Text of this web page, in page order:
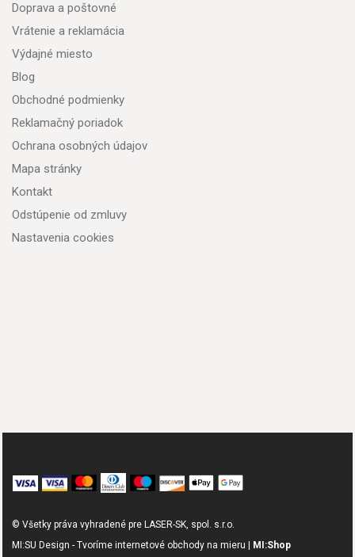
Doprava a poštovné
Vrátenie a reklamácia
Výdajné miesto
Blog
Obchodné podmienky
Reklamačný poriadok
Ochrana osobných údajov
Mapa stránky
Kontakt
Odstúpenie od zmluvy
Nastavenia cookies
© Všetky práva vyhradené pre LASER-SK, spol. s.r.o.
MI:SU Design - Tvoríme internetové obchody na mieru |
MI:Shop